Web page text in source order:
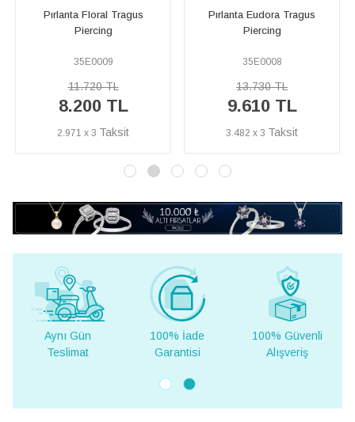
Pırlanta Floral Tragus
Piercing
35E0009
11.720 TL
8.200 TL
2.971 x 3
Pırlanta Eudora Tragus
Piercing
35E0008
13.730 TL
9.610 TL
3.482 x 3
Aynı Gün
Teslimat
100% İade
Garantisi
100% Güvenli
Alışveriş